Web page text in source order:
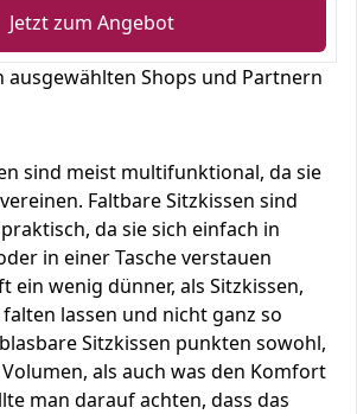
Jetzt zum Angebot
ausgewählten Shops und Partnern
sind meist multifunktional, da sie
Faltbare Sitzkissen sind
da sie sich einfach in
in einer Tasche verstauen
ein wenig dünner, als Sitzkissen,
lassen und nicht ganz so
Sitzkissen punkten sowohl,
als auch was den Komfort
man darauf achten, dass das